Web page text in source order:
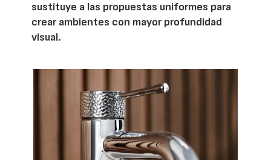
sustituye a las propuestas uniformes para
crear ambientes con mayor profundidad
visual.